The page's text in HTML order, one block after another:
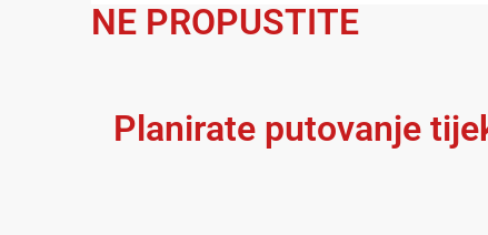
NE PROPUSTITE
Planirate putovanje